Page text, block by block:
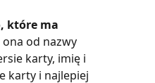
które ma
ona od nazwy
karty, imię i
karty i najlepiej